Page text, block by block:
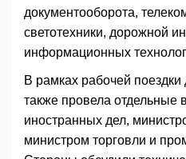
документооборота,
светотехники, дорожной
информационных
В рамках рабочей
также провела отдельные
иностранных дел,
министром торговли и